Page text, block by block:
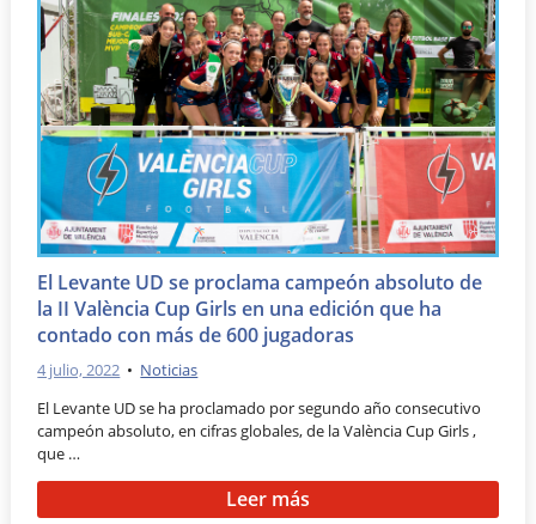
El Levante UD se proclama campeón absoluto de
la II València Cup Girls en una edición que ha
contado con más de 600 jugadoras
4 julio, 2022 • Noticias
El Levante UD se ha proclamado por segundo año consecutivo
campeón absoluto, en cifras globales, de la València Cup Girls ,
que …
Leer más